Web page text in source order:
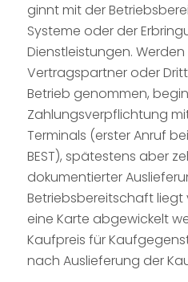
ginnt mit der
Systeme oder der
Dienstleistungen.
Vertragspartner oder
Betrieb genommen,
Zahlungsverpflichtung
Terminals (erster Anruf
BEST), spätestens aber
dokumentierter
Betriebsbereitschaft liegt
eine Karte abgewickelt
Kaufpreis für
nach Auslieferung der